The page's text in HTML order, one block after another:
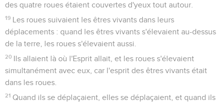
des quatre roues étaient couvertes d'yeux tout autour.
19 Les roues suivaient les êtres vivants dans leurs
déplacements : quand les êtres vivants s'élevaient au-dessus
de la terre, les roues s'élevaient aussi.
20 Ils allaient là où l'Esprit allait, et les roues s'élevaient
simultanément avec eux, car l'esprit des êtres vivants était
dans les roues.
21 Quand ils se déplaçaient, elles se déplaçaient, et quand ils